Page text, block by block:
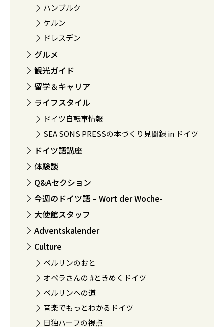
ハンブルク
ケルン
ドレスデン
グルメ
観光ガイド
留学＆キャリア
ライフスタイル
ドイツ自転車情報
SEA SONS PRESSの本づくり見聞録 in ドイツ
ドイツ語講座
体験談
Q&Aセクション
今週のドイツ語 – Wort der Woche-
大使館スタッフ
Adventskalender
Culture
ベルリンのおと
オペラさんの #ときめくドイツ
ベルリンへの道
音楽でもっとわかるドイツ
日独ハーフの視点